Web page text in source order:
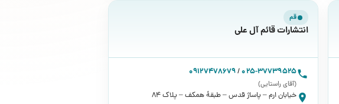
قم
انتشارات قائم آل علی
025-37739525
/
09127478679
(آقای راستایی)
خیابان ارم – پاساژ قدس – طبقۀ همکف – پلاک ۸۴